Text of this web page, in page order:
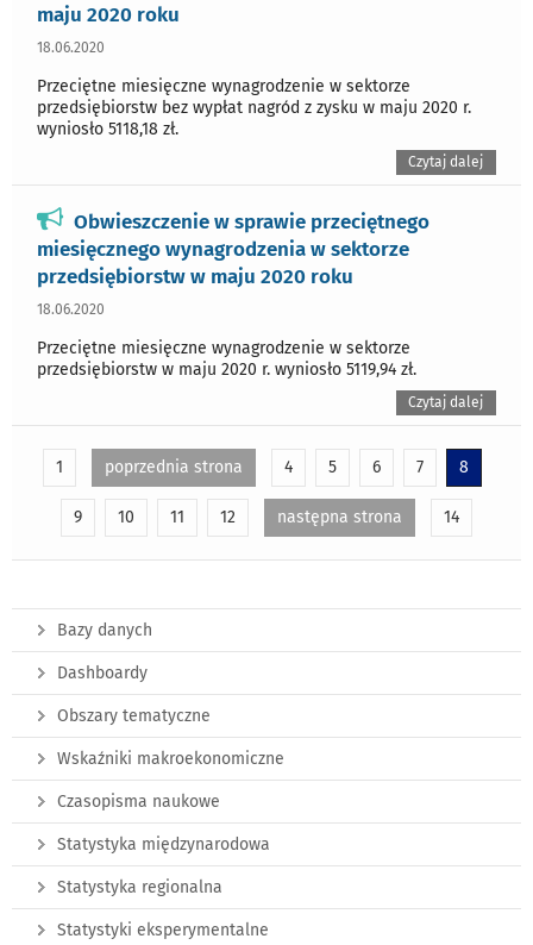
maju 2020 roku
18.06.2020
Przeciętne miesięczne wynagrodzenie w sektorze
przedsiębiorstw bez wypłat nagród z zysku w maju 2020 r.
wyniosło 5118,18 zł.
Czytaj dalej
Obwieszczenie w sprawie przeciętnego
miesięcznego wynagrodzenia w sektorze
przedsiębiorstw w maju 2020 roku
18.06.2020
Przeciętne miesięczne wynagrodzenie w sektorze
przedsiębiorstw w maju 2020 r. wyniosło 5119,94 zł.
Czytaj dalej
1 poprzednia strona 4 5 6 7 8
9 10 11 12 następna strona 14
Bazy danych
Dashboardy
Obszary tematyczne
Wskaźniki makroekonomiczne
Czasopisma naukowe
Statystyka międzynarodowa
Statystyka regionalna
Statystyki eksperymentalne